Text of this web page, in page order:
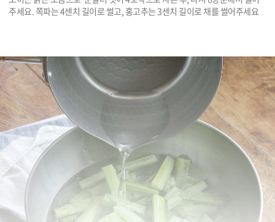
주세요. 쪽파는 4센치 길이로 썰고, 홍고추는 3센치 길이로 채를 썰어주세요